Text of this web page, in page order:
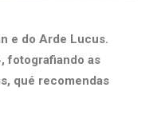
e do Arde Lucus.
fotografiando as
qué recomendas